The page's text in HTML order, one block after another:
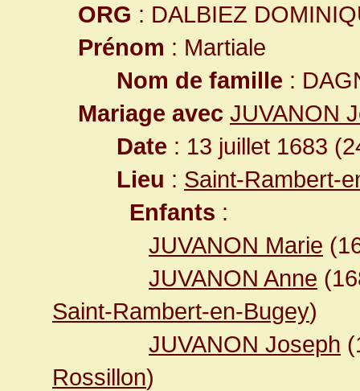
ORG : DALBIEZ
Prénom : Martiale
Nom de famille :
Mariage avec JUVANON
Date : 13 juillet 1683
Lieu : Saint-Rambert-
Enfants :
JUVANON Marie
JUVANON Anne
Saint-Rambert-en-Bugey)
JUVANON Joseph
Rossillon)